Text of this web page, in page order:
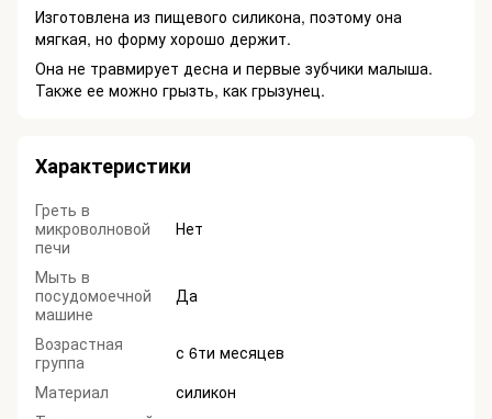
Изготовлена ​​из пищевого силикона, поэтому она
мягкая, но форму хорошо держит.
Она не травмирует десна и первые зубчики малыша.
Также ее можно грызть, как грызунец.
Характеристики
Греть в
микроволновой
печи
Нет
Мыть в
посудомоечной
машине
Да
Возрастная
группа
с 6ти месяцев
Материал
силикон